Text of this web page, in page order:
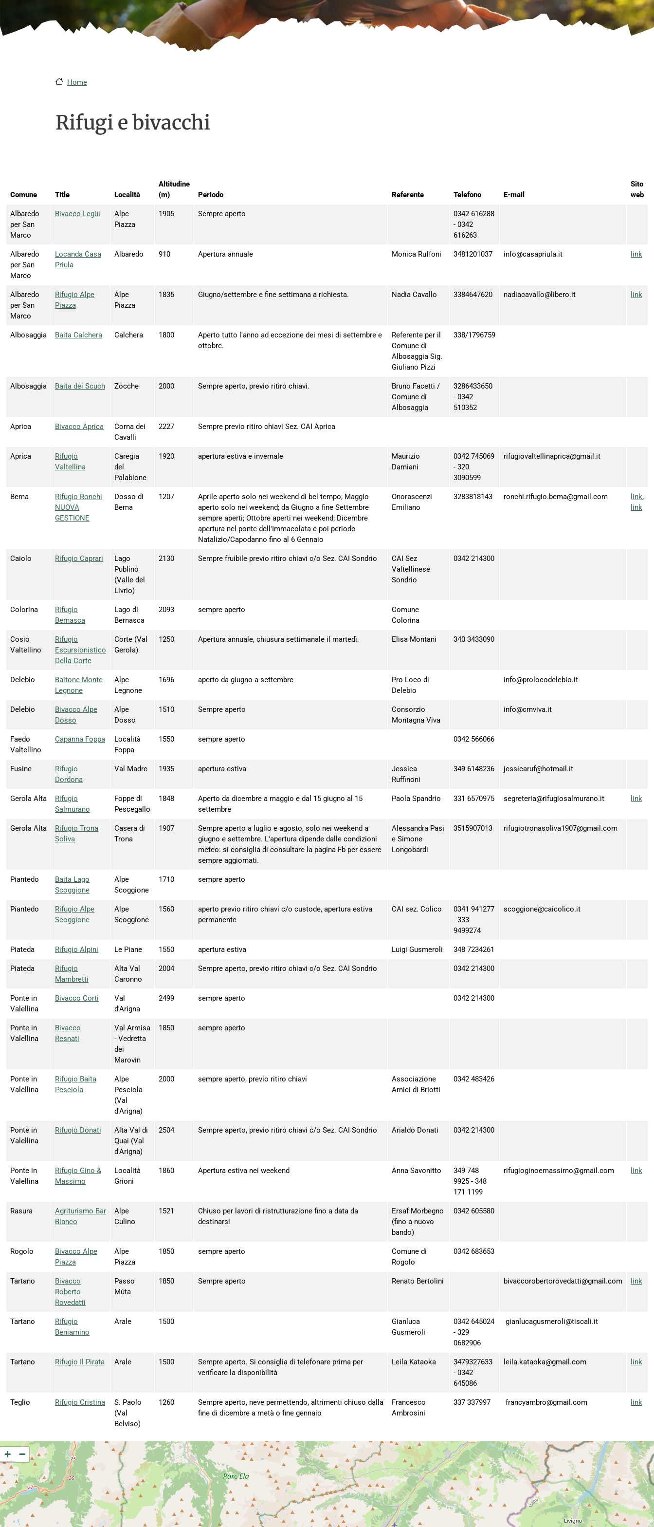
Home
Rifugi e bivacchi
Comune Title Località
Altitudine
(m)
Periodo Referente Telefono E-mail
Sito
web
Albaredo
per San
Marco
Bivacco Legüi
Alpe
Piazza
1905 Sempre aperto
0342 616288
- 0342
616263
Albaredo
per San
Marco
Locanda Casa
Priula
Albaredo 910 Apertura annuale Monica Ruffoni 3481201037 info@casapriula.it link
Albaredo
per San
Marco
Rifugio Alpe
Piazza
Alpe
Piazza
1835 Giugno/settembre e fine settimana a richiesta. Nadia Cavallo 3384647620 nadiacavallo@libero.it link
Albosaggia Baita Calchera Calchera 1800
Aperto tutto l'anno ad eccezione dei mesi di settembre e
ottobre.
Referente per il
Comune di
Albosaggia Sig.
Giuliano Pizzi
338/1796759
Albosaggia Baita dei Scuch Zocche 2000 Sempre aperto, previo ritiro chiavi.
Bruno Facetti /
Comune di
Albosaggia
3286433650
- 0342
510352
Aprica Bivacco Aprica
Corna dei
Cavalli
2227 Sempre previo ritiro chiavi Sez. CAI Aprica
Aprica
Rifugio
Valtellina
Caregia
del
Palabione
1920 apertura estiva e invernale
Maurizio
Damiani
0342 745069
- 320
3090599
rifugiovaltellinaprica@gmail.it
Bema
Rifugio Ronchi
NUOVA
GESTIONE
Dosso di
Bema
1207
Aprile aperto solo nei weekend di bel tempo; Maggio
aperto solo nei weekend; da Giugno a fine Settembre
sempre aperti; Ottobre aperti nei weekend; Dicembre
apertura nel ponte dell'Immacolata e poi periodo
Natalizio/Capodanno fino al 6 Gennaio
Onorascenzi
Emiliano
3283818143 ronchi.rifugio.bema@gmail.com link,
link
Caiolo Rifugio Caprari
Lago
Publino
(Valle del
Livrio)
2130 Sempre fruibile previo ritiro chiavi c/o Sez. CAI Sondrio
CAI Sez
Valtellinese
Sondrio
0342 214300
Colorina
Rifugio
Bernasca
Lago di
Bernasca
2093 sempre aperto
Comune
Colorina
Cosio
Valtellino
Rifugio
Escursionistico
Della Corte
Corte (Val
Gerola)
1250 Apertura annuale, chiusura settimanale il martedì. Elisa Montani 340 3433090
Delebio
Baitone Monte
Legnone
Alpe
Legnone
1696 aperto da giugno a settembre
Pro Loco di
Delebio
info@prolocodelebio.it
Delebio
Bivacco Alpe
Dosso
Alpe
Dosso
1510 Sempre aperto
Consorzio
Montagna Viva
info@cmviva.it
Faedo
Valtellino
Capanna Foppa
Località
Foppa
1550 sempre aperto 0342 566066
Fusine
Rifugio
Dordona
Val Madre 1935 apertura estiva
Jessica
Ruffinoni
349 6148236 jessicaruf@hotmail.it
Gerola Alta
Rifugio
Salmurano
Foppe di
Pescegallo
1848
Aperto da dicembre a maggio e dal 15 giugno al 15
settembre
Paola Spandrio 331 6570975 segreteria@rifugiosalmurano.it link
Gerola Alta
Rifugio Trona
Soliva
Casera di
Trona
1907
Sempre aperto a luglio e agosto, solo nei weekend a
giugno e settembre. L'apertura dipende dalle condizioni
meteo: si consiglia di consultare la pagina Fb per essere
sempre aggiornati.
Alessandra Pasi
e Simone
Longobardi
3515907013 rifugiotronasoliva1907@gmail.com
Piantedo
Baita Lago
Scoggione
Alpe
Scoggione
1710 sempre aperto
Piantedo
Rifugio Alpe
Scoggione
Alpe
Scoggione
1560
aperto previo ritiro chiavi c/o custode, apertura estiva
permanente
CAI sez. Colico
0341 941277
- 333
9499274
scoggione@caicolico.it
Piateda Rifugio Alpini Le Piane 1550 apertura estiva Luigi Gusmeroli 348 7234261
Piateda
Rifugio
Mambretti
Alta Val
Caronno
2004 Sempre aperto, previo ritiro chiavi c/o Sez. CAI Sondrio 0342 214300
Ponte in
Valellina
Bivacco Corti
Val
d'Arigna
2499 sempre aperto 0342 214300
Ponte in
Valellina
Bivacco
Resnati
Val Armisa
- Vedretta
dei
Marovin
1850 sempre aperto
Ponte in
Valellina
Rifugio Baita
Pesciola
Alpe
Pesciola
(Val
d'Arigna)
2000 sempre aperto, previo ritiro chiavi
Associazione
Amici di Briotti
0342 483426
Ponte in
Valellina
Rifugio Donati
Alta Val di
Quai (Val
d'Arigna)
2504 Sempre aperto, previo ritiro chiavi c/o Sez. CAI Sondrio Arialdo Donati 0342 214300
Ponte in
Valellina
Rifugio Gino &
Massimo
Località
Grioni
1860 Apertura estiva nei weekend Anna Savonitto
349 748
9925 - 348
171 1199
rifugioginoemassimo@gmail.com link
Rasura
Agriturismo Bar
Bianco
Alpe
Culino
1521
Chiuso per lavori di ristrutturazione fino a data da
destinarsi
Ersaf Morbegno
(fino a nuovo
bando)
0342 605580
Rogolo
Bivacco Alpe
Piazza
Alpe
Piazza
1850 sempre aperto
Comune di
Rogolo
0342 683653
Tartano
Bivacco
Roberto
Rovedatti
Passo
Múta
1850 Sempre aperto Renato Bertolini bivaccorobertorovedatti@gmail.com link
Tartano
Rifugio
Beniamino
Arale 1500
Gianluca
Gusmeroli
0342 645024
- 329
0682906
gianlucagusmeroli@tiscali.it
Tartano Rifugio Il Pirata Arale 1500
Sempre aperto. Si consiglia di telefonare prima per
verificare la disponibilità
Leila Kataoka
3479327633
- 0342
645086
leila.kataoka@gmail.com link
Teglio Rifugio Cristina
S. Paolo
(Val
Belviso)
1260
Sempre aperto, neve permettendo, altrimenti chiuso dalla
fine di dicembre a metà o fine gennaio
Francesco
Ambrosini
337 337997 francyambro@gmail.com link
+ −